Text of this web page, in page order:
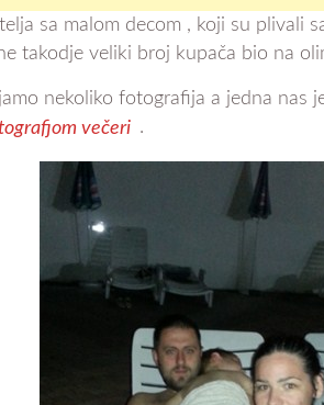
sa malom decom , koji su plivali
takodje veliki broj kupača bio na
nekoliko fotografija a jedna nas
večeri .